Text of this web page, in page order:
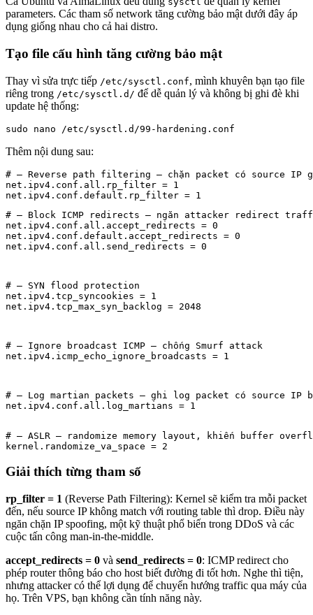
39. Backup và phục hồi sự cố cho VPS Linux – Kế
hoạch toàn diện
parameters. Các tham số network tăng cường bảo mật dưới đây áp
dụng giống nhau cho cả hai distro.
Tạo file cấu hình tăng cường bảo mật
Thay vì sửa trực tiếp /etc/sysctl.conf, mình khuyên bạn tạo file
riêng trong /etc/sysctl.d/ để dễ quản lý và không bị ghi đè khi
update hệ thống:
sudo nano /etc/sysctl.d/99-hardening.conf
Thêm nội dung sau:
# — Reverse path filtering — chặn packet có source IP
net.ipv4.conf.all.rp_filter = 1
# — Block ICMP redirects — ngăn attacker redirect
net.ipv4.conf.all.accept_redirects = 0
net.ipv4.conf.default.accept_redirects = 0
net.ipv4.conf.all.send_redirects = 0
# — SYN flood protection
net.ipv4.tcp_syncookies = 1
net.ipv4.tcp_max_syn_backlog = 2048
# — Ignore broadcast ICMP — chống Smurf attack
net.ipv4.icmp_echo_ignore_broadcasts = 1
# — Log martian packets — ghi log packet có source IP
net.ipv4.conf.all.log_martians = 1
# — ASLR — randomize memory layout, khiến buffer
kernel.randomize_va_space = 2
Giải thích từng tham số
rp_filter = 1 (Reverse Path Filtering): Kernel sẽ kiểm tra mỗi packet
đến, nếu source IP không match với routing table thì drop. Điều này
ngăn chặn IP spoofing, một kỹ thuật phổ biến trong DDoS và các
cuộc tấn công man-in-the-middle.
accept_redirects = 0 và send_redirects = 0: ICMP redirect cho
phép router thông báo cho host biết đường đi tốt hơn. Nghe thì tiện,
nhưng attacker có thể lợi dụng để chuyển hướng traffic qua máy của
họ. Trên VPS, bạn không cần tính năng này.